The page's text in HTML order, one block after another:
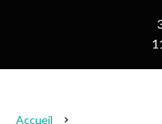
Accueil